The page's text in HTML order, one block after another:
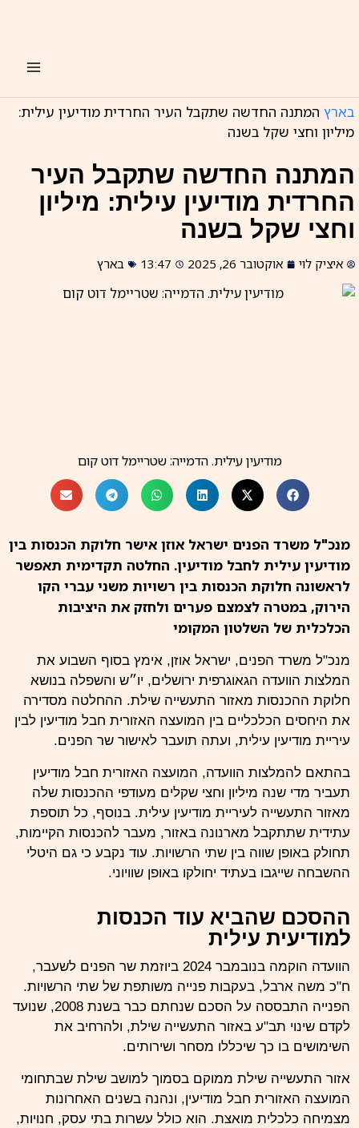
בארץ המתנה החדשה שתקבל העיר החרדית מודיעין עילית:
מיליון וחצי שקל בשנה
המתנה החדשה שתקבל העיר
החרדית מודיעין עילית: מיליון
וחצי שקל בשנה
איציק לוי אוקטובר 26, 2025 13:47 בארץ
מודיעין עילית. הדמייה: שטריימל דוט קום
מנכ"ל משרד הפנים ישראל אוזן אישר חלוקת הכנסות בין
מודיעין עילית לחבל מודיעין. החלטה תקדימית תאפשר
לראשונה חלוקת הכנסות בין רשויות משני עברי הקו
הירוק, במטרה לצמצם פערים ולחזק את היציבות
הכלכלית של השלטון המקומי
מנכ"ל משרד הפנים, ישראל אוזן, אימץ בסוף השבוע את
המלצות הוועדה הגאוגרפית ירושלים, יו״ש והשפלה בנושא
חלוקת ההכנסות מאזור התעשייה שילת. ההחלטה מסדירה
את היחסים הכלכליים בין המועצה האזורית חבל מודיעין לבין
עיריית מודיעין עילית, ועתה תועבר לאישור שר הפנים.
בהתאם להמלצות הוועדה, המועצה האזורית חבל מודיעין
תעביר מדי שנה מיליון וחצי שקלים מעודפי ההכנסות שלה
מאזור התעשייה לעיריית מודיעין עילית. בנוסף, כל תוספת
עתידית שתתקבל מארנונה באזור, מעבר להכנסות הקיימות,
תחולק באופן שווה בין שתי הרשויות. עוד נקבע כי גם היטלי
ההשבחה שייגבו בעתיד יחולקו באופן שוויוני.
ההסכם שהביא עוד הכנסות
למודיעית עילית
הוועדה הוקמה בנובמבר 2024 ביוזמת שר הפנים לשעבר,
ח"כ משה ארבל, בעקבות פנייה משותפת של שתי הרשויות.
הפנייה התבססה על הסכם שנחתם כבר בשנת 2008, שנועד
לקדם שינוי תב"ע באזור התעשייה שילת, ולהרחיב את
השימושים בו כך שיכללו מסחר ושירותים.
אזור התעשייה שילת ממוקם בסמוך למושב שילת שבתחומי
המועצה האזורית חבל מודיעין, ונהנה בשנים האחרונות
מצמיחה כלכלית מואצת. הוא כולל עשרות בתי עסק, חנויות,